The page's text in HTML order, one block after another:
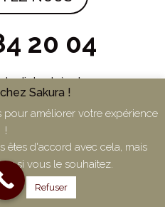
20 04
de 9h à 17h
légales
Sakura !
pour améliorer votre expérience
!
êtes d'accord avec cela, mais
si vous le souhaitez.
Refuser